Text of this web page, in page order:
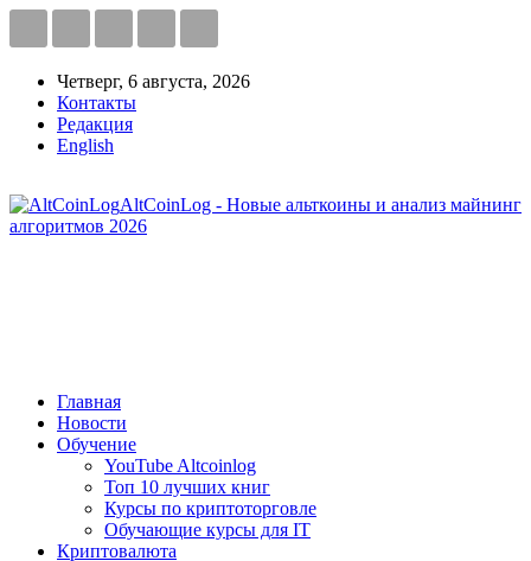
Четверг, 6 августа, 2026
Контакты
Редакция
English
AltCoinLog - Новые альткоины и анализ майнинг
алгоритмов 2026
Главная
Новости
Обучение
YouTube Altcoinlog
Топ 10 лучших книг
Курсы по криптоторговле
Обучающие курсы для IT
Криптовалюта